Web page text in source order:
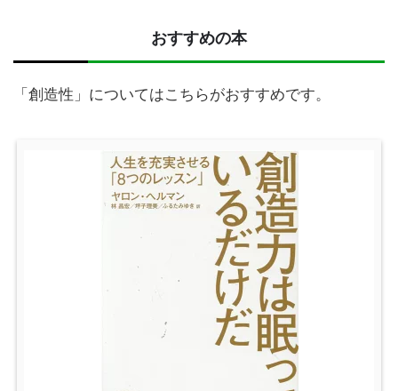
おすすめの本
「創造性」についてはこちらがおすすめです。